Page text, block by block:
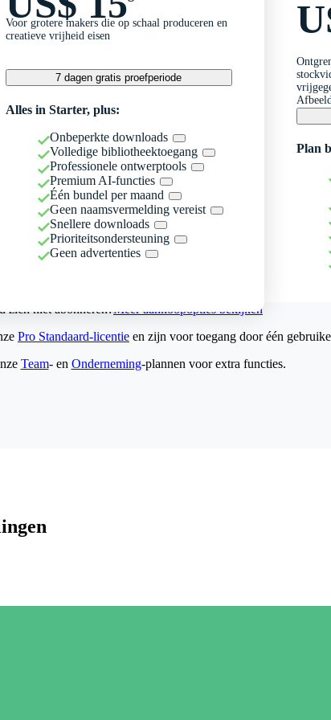
Voor grotere makers die op schaal produceren en
creatieve vrijheid eisen
7 dagen gratis proefperiode
Alles in Starter, plus:
Onbeperkte downloads
Volledige bibliotheektoegang
Professionele ontwerptools
Premium AI-functies
Één bundel per maand
Geen naamsvermelding vereist
Snellere downloads
Prioriteitsondersteuning
Geen advertenties
Plan
zich niet abonneren?Meer aankoopopties bekijken
Pro Standaard-licentie en zijn voor toegang door één
Team- en Onderneming-plannen voor extra functies.